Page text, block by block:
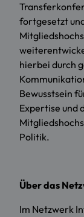
fortgesetzt
hierbei durch
Bewusstsein
Expertise und
Politik.
Über das
Im Netzwerk